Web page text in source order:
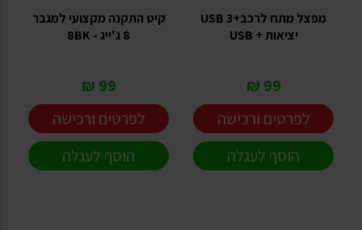
מפצל מתח לרכב+USB 3
יציאות + USB
99 ₪
לפרטים ורכישה
הוסף לעגלה
קיט התקנה מקצועי למגבר
8 ג'ייג - 8BK
99 ₪
לפרטים ורכישה
הוסף לעגלה